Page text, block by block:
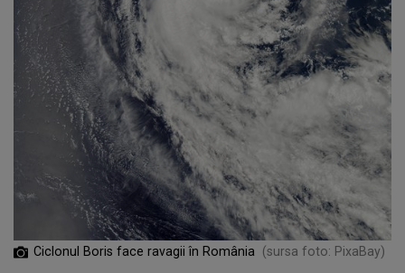
Ciclonul Boris face ravagii în România (sursa foto: PixaBay)